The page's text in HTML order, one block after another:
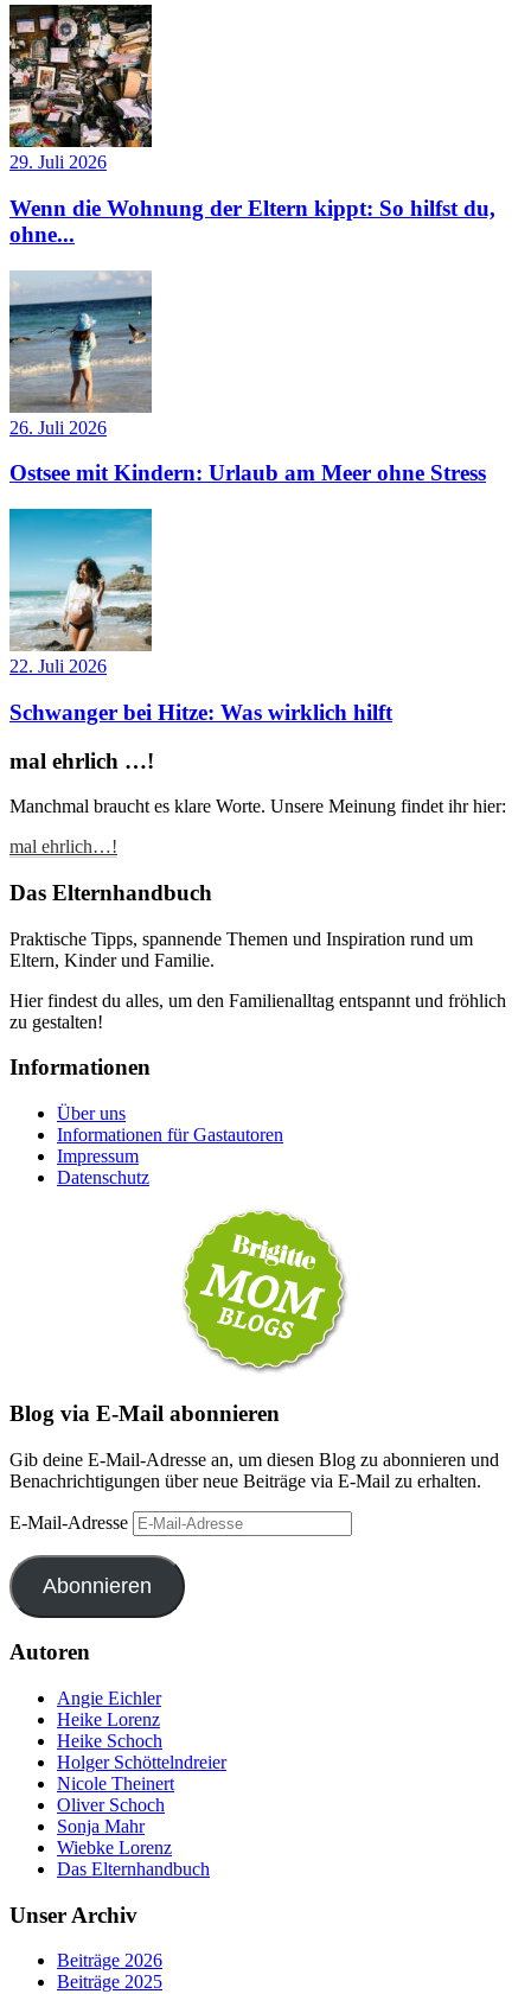
29. Juli 2026
Wenn die Wohnung der Eltern kippt: So hilfst du,
ohne...
26. Juli 2026
Ostsee mit Kindern: Urlaub am Meer ohne Stress
22. Juli 2026
Schwanger bei Hitze: Was wirklich hilft
mal ehrlich …!
Manchmal braucht es klare Worte. Unsere Meinung findet ihr hier:
mal ehrlich…!
Das Elternhandbuch
Praktische Tipps, spannende Themen und Inspiration rund um
Eltern, Kinder und Familie.
Hier findest du alles, um den Familienalltag entspannt und fröhlich
zu gestalten!
Informationen
Über uns
Informationen für Gastautoren
Impressum
Datenschutz
Blog via E-Mail abonnieren
Gib deine E-Mail-Adresse an, um diesen Blog zu abonnieren und
Benachrichtigungen über neue Beiträge via E-Mail zu erhalten.
E-Mail-Adresse
Abonnieren
Autoren
Angie Eichler
Heike Lorenz
Heike Schoch
Holger Schöttelndreier
Nicole Theinert
Oliver Schoch
Sonja Mahr
Wiebke Lorenz
Das Elternhandbuch
Unser Archiv
Beiträge 2026
Beiträge 2025